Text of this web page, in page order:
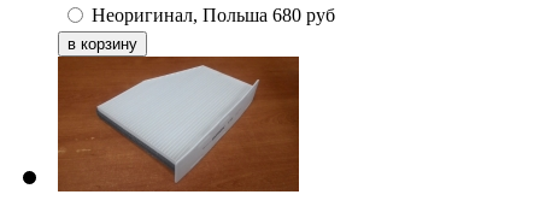
Неоригинал, Польша 680 руб